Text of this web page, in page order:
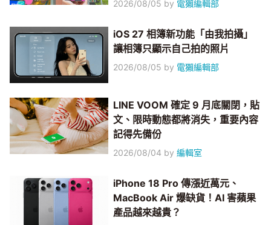
2026/08/05 by 電獺編輯部
iOS 27 相簿新功能「由我拍攝」
讓相簿只顯示自己拍的照片
2026/08/05 by 電獺編輯部
LINE VOOM 確定 9 月底關閉，貼
文、限時動態都將消失，重要內容
記得先備份
2026/08/04 by編輯室
iPhone 18 Pro 傳漲近萬元、
MacBook Air 爆缺貨！AI 害蘋果
產品越來越貴？